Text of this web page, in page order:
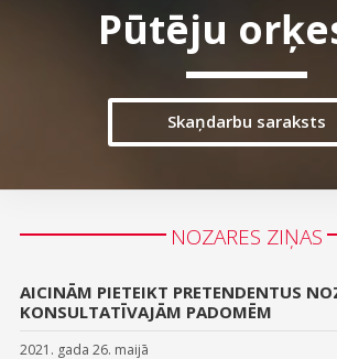
Pūtēju
Skaņdarbu saraksts
NOZARES ZIŅAS
AICINĀM PIETEIKT PRETENDENTUS
KONSULTATĪVAJĀM PADOMĒM
2021. gada 26. maijā